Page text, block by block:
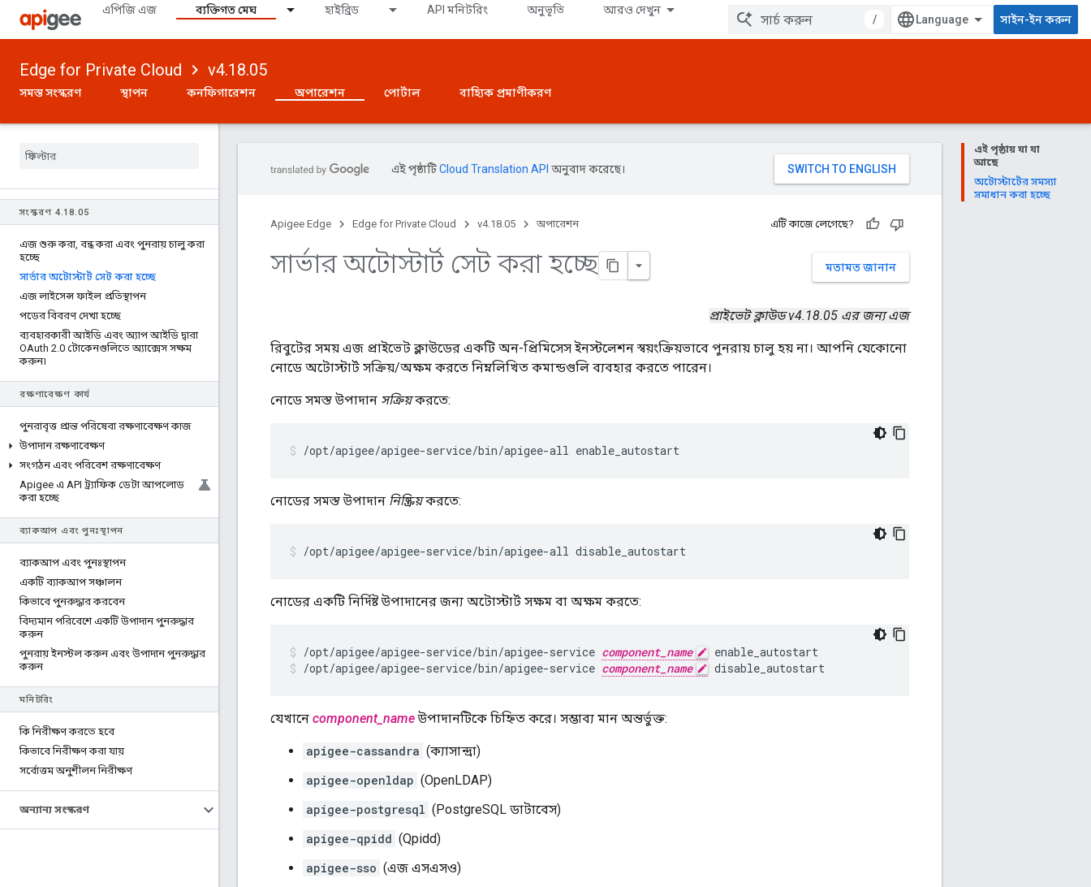
এপিজি এজ ব্যক্তিগত মেঘ হাইব্রিড API মনিটরিং অনুভূতি আরও দেখুন
/ সাইন-ইন করুন
Edge for Private Cloud v4.18.05
সমস্ত সংস্করণ স্থাপন কনফিগারেশন অপারেশন পোর্টাল বাহ্যিক প্রমাণীকরণ
সংস্করণ 4.18.05
এজ শুরু করা, বন্ধ করা এবং পুনরায় চালু করা
হচ্ছে
সার্ভার অটোস্টার্ট সেট করা হচ্ছে
এজ লাইসেন্স ফাইল প্রতিস্থাপন
পডের বিবরণ দেখা হচ্ছে
ব্যবহারকারী আইডি এবং অ্যাপ আইডি দ্বারা
OAuth 2.0 টোকেনগুলিতে অ্যাক্সেস সক্ষম
করুন৷
রক্ষণাবেক্ষণ কার্য
পুনরাবৃত্ত প্রান্ত পরিষেবা রক্ষণাবেক্ষণ কাজ
উপাদান রক্ষণাবেক্ষণ
সংগঠন এবং পরিবেশ রক্ষণাবেক্ষণ
Apigee এ API ট্র্যাফিক ডেটা আপলোড
করা হচ্ছে
ব্যাকআপ এবং পুনঃস্থাপন
ব্যাকআপ এবং পুনঃস্থাপন
একটি ব্যাকআপ সঞ্চালন
কিভাবে পুনরুদ্ধার করবেন
বিদ্যমান পরিবেশে একটি উপাদান পুনরুদ্ধার
করুন
পুনরায় ইনস্টল করুন এবং উপাদান পুনরুদ্ধার
করুন
মনিটরিং
কি নিরীক্ষণ করতে হবে
কিভাবে নিরীক্ষণ করা যায়
সর্বোত্তম অনুশীলন নিরীক্ষণ
অন্যান্য সংস্করণ
এই পৃষ্ঠায় যা যা
আছে
অটোস্টার্টের সমস্যা
সমাধান করা হচ্ছে
এই পৃষ্ঠাটিCloud Translation API অনুবাদ করেছে।
Apigee Edge Edge for Private Cloud v4.18.05 অপারেশন এটি কাজে লেগেছে?
মতামত জানান
সার্ভার অটোস্টার্ট সেট করা হচ্ছে
প্রাইভেট ক্লাউড v4.18.05 এর জন্য এজ
রিবুটের সময় এজ প্রাইভেট ক্লাউডের একটি অন-প্রিমিসেস ইনস্টলেশন স্বয়ংক্রিয়ভাবে পুনরায় চালু হয় না। আপনি যেকোনো
নোডে অটোস্টার্ট সক্রিয়/অক্ষম করতে নিম্নলিখিত কমান্ডগুলি ব্যবহার করতে পারেন।
নোডে সমস্ত উপাদান সক্রিয়করতে:
/opt/apigee/apigee-service/bin/apigee-all enable_autostart
নোডের সমস্ত উপাদান নিষ্ক্রিয়করতে:
/opt/apigee/apigee-service/bin/apigee-all disable_autostart
নোডের একটি নির্দিষ্ট উপাদানের জন্য অটোস্টার্ট সক্ষম বা অক্ষম করতে:
/opt/apigee/apigee-service/bin/apigee-service component_name
/opt/apigee/apigee-service/bin/apigee-service component_name disable_autostart
যেখানে component_nameউপাদানটিকে চিহ্নিত করে। সম্ভাব্য মান অন্তর্ভুক্ত:
apigee-cassandra (ক্যাসান্দ্রা)
apigee-openldap (OpenLDAP)
apigee-postgresql (PostgreSQL ডাটাবেস)
apigee-qpidd (Qpidd)
apigee-sso (এজ এসএসও)